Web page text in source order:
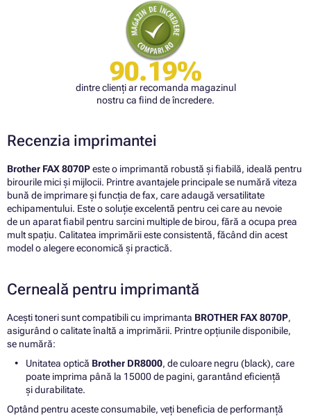
90.19%
dintre clienți ar recomanda magazinul
nostru ca fiind de încredere.
Recenzia imprimantei
Brother FAX 8070Peste o imprimantă robustă și fiabilă, ideală pentru
birourile mici și mijlocii. Printre avantajele principale se numără viteza
bună de imprimare și funcția de fax, care adaugă versatilitate
echipamentului. Este o soluție excelentă pentru cei care au nevoie
de un aparat fiabil pentru sarcini multiple de birou, fără a ocupa prea
mult spațiu. Calitatea imprimării este consistentă, făcând din acest
model o alegere economică și practică.
Cerneală pentru imprimantă
Acești toneri sunt compatibili cu imprimanta BROTHER FAX 8070P,
asigurând o calitate înaltă a imprimării. Printre opțiunile disponibile,
se numără:
Unitatea optică Brother DR8000, de culoare negru (black), care
poate imprima până la 15000 de pagini, garantând eficiență
și durabilitate.
Optând pentru aceste consumabile, veți beneficia de performanță